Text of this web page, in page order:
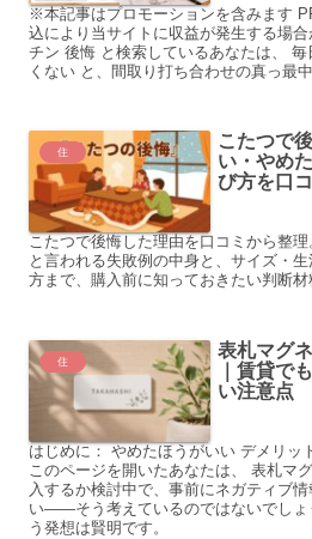
※本記事はプロモーションを含みます
込により当サイトに収益が発生する場
チン 後悔 と検索しているあなたは、
くない と、間取り打ち合わせの真っ最
住
こたつで
い・やめ
び方を口
こたつで後悔した理由を口コミから整理
と言われる失敗例の中身と、サイズ・
方まで、購入前に知っておきたい判断材
住
表札マグ
｜賃貸で
い注意点
はじめに： やめたほうがいい デメリッ
このページを開いたあなたは、 表札マ
入するか検討中で、事前にネガティブ
い――そう考えているのではないでしょ
う発想は賢明です。